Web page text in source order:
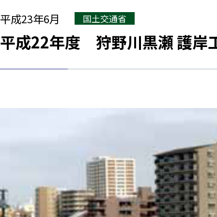
平成23年6月 国土交通省
平成22年度 狩野川黒瀬 護岸